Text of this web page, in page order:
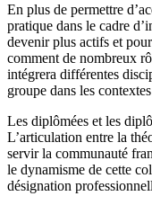
En plus de permettre
pratique dans le cadre
devenir plus actifs et
comment de nombreux
intégrera différentes
groupe dans les
Les diplômées et les
L’articulation entre la
servir la communauté
le dynamisme de cette
désignation